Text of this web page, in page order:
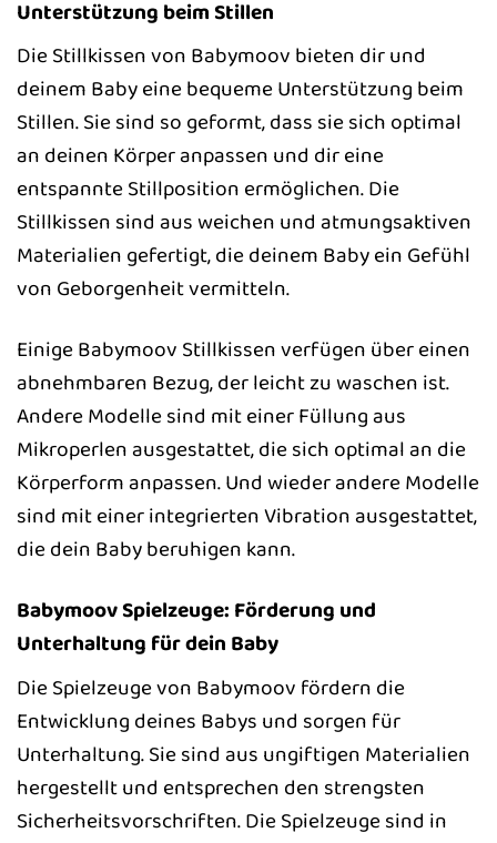
Unterstützung beim Stillen
Die Stillkissen von Babymoov bieten dir und
deinem Baby eine bequeme Unterstützung beim
Stillen. Sie sind so geformt, dass sie sich optimal
an deinen Körper anpassen und dir eine
entspannte Stillposition ermöglichen. Die
Stillkissen sind aus weichen und atmungsaktiven
Materialien gefertigt, die deinem Baby ein Gefühl
von Geborgenheit vermitteln.
Einige Babymoov Stillkissen verfügen über einen
abnehmbaren Bezug, der leicht zu waschen ist.
Andere Modelle sind mit einer Füllung aus
Mikroperlen ausgestattet, die sich optimal an die
Körperform anpassen. Und wieder andere Modelle
sind mit einer integrierten Vibration ausgestattet,
die dein Baby beruhigen kann.
Babymoov Spielzeuge: Förderung und
Unterhaltung für dein Baby
Die Spielzeuge von Babymoov fördern die
Entwicklung deines Babys und sorgen für
Unterhaltung. Sie sind aus ungiftigen Materialien
hergestellt und entsprechen den strengsten
Sicherheitsvorschriften. Die Spielzeuge sind in